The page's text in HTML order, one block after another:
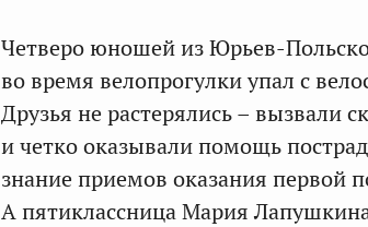
Четверо юношей из Юрьев-
во время велопрогулки упал с
Друзья не растерялись – вызвали
и четко оказывали помощь
знание приемов оказания первой
А пятиклассница Мария